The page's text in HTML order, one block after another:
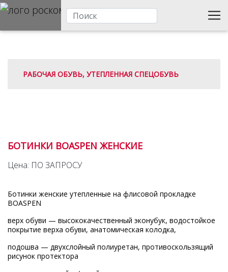
РАБОЧАЯ ОБУВЬ, УТЕПЛЕННАЯ СПЕЦОБУВЬ
БОТИНКИ BOASPEN ЖЕНСКИЕ
Цена: ПО ЗАПРОСУ
Ботинки женские утепленные на флисовой прокладке
BOASPEN
верх обуви — высококачественный эконубук, водостойкое
покрытие верха обуви, анатомическая колодка,
подошва — двухслойный полиуретан, противоскользящий
рисунок протектора